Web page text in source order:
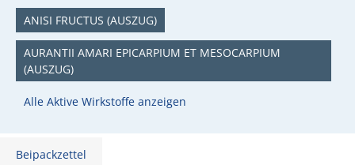
ANISI FRUCTUS (AUSZUG)
AURANTII AMARI EPICARPIUM ET MESOCARPIUM
(AUSZUG)
Alle Aktive Wirkstoffe anzeigen
Beipackzettel